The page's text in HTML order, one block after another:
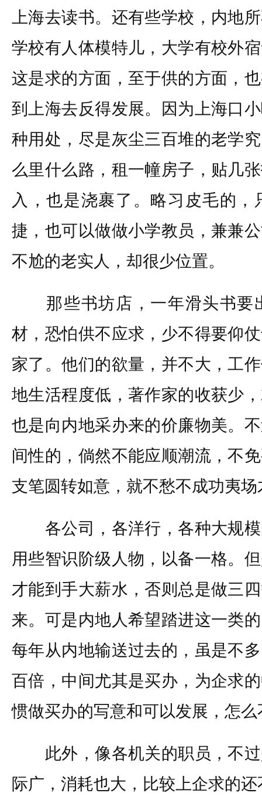
上海去读书。还有些学校，内地
学校有人体模特儿，大学有校外
这是求的方面，至于供的方面，
到上海去反得发展。因为上海口
种用处，尽是灰尘三百堆的老学
么里什么路，租一幢房子，贴几
入，也是浇裹了。略习皮毛的
捷，也可以做做小学教员，兼兼
不尬的老实人，却很少位置。
那些书坊店，一年滑头书要
材，恐怕供不应求，少不得要仰
家了。他们的欲量，并不大，工
地生活程度低，著作家的收获少
也是向内地采办来的价廉物美。
间性的，倘然不能应顺潮流，不
支笔圆转如意，就不愁不成功夷场
各公司，各洋行，各种大规模
用些智识阶级人物，以备一格。
才能到手大薪水，否则总是做三
来。可是内地人希望踏进这一类
每年从内地输送过去的，虽是不
百倍，中间尤其是买办，为企求
惯做买办的写意和可以发展，怎
此外，像各机关的职员，不过
际广，消耗也大，比较上企求的还